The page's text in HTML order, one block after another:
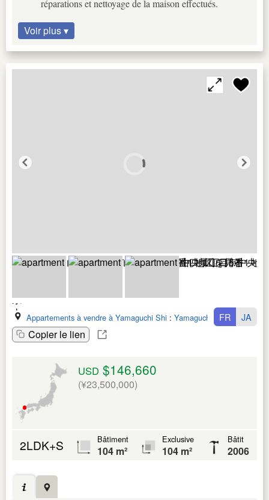
réparations et nettoyage de la maison effectués.
Voir plus ▾
Appartements à vendre à Yamaguchi Shi : Yamaguchi Ken
Copier le lien
FR JA
USD $146,660
(¥23,500,000)
2LDK+S Bâtiment
104 m²
Exclusive
104 m²
Bâtit
2006